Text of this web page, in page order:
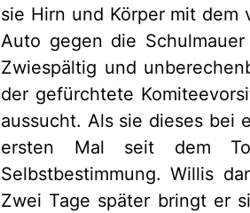
sie Hirn und Körper mit
Auto gegen die
Zwiespältig und
der gefürchtete
aussucht. Als sie dieses bei
ersten Mal seit dem
Selbstbestimmung. Willis
Zwei Tage später bringt er